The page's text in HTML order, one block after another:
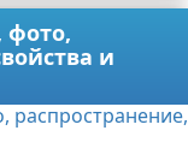
фото,
и